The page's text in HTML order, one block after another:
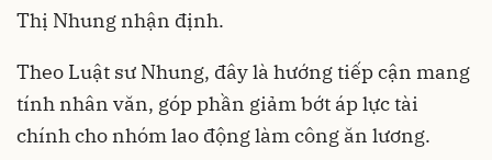
Thị Nhung nhận định.
Theo Luật sư Nhung, đây là hướng tiếp cận mang
tính nhân văn, góp phần giảm bớt áp lực tài
chính cho nhóm lao động làm công ăn lương.